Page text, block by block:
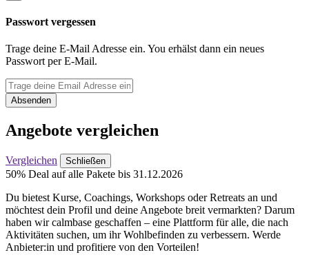
Passwort vergessen
Trage deine E-Mail Adresse ein. You erhälst dann ein neues
Passwort per E-Mail.
Absenden
Angebote vergleichen
Vergleichen Schließen
50% Deal auf alle Pakete bis 31.12.2026
Du bietest Kurse, Coachings, Workshops oder Retreats an und
möchtest dein Profil und deine Angebote breit vermarkten? Darum
haben wir calmbase geschaffen – eine Plattform für alle, die nach
Aktivitäten suchen, um ihr Wohlbefinden zu verbessern. Werde
Anbieter:in und profitiere von den Vorteilen!